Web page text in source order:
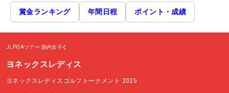
賞金ランキング 年間日程 ポイント・成績
JLPGAツアー 国内女子
ヨネックスレディス
ヨネックスレディスゴルフトーナメント 2025